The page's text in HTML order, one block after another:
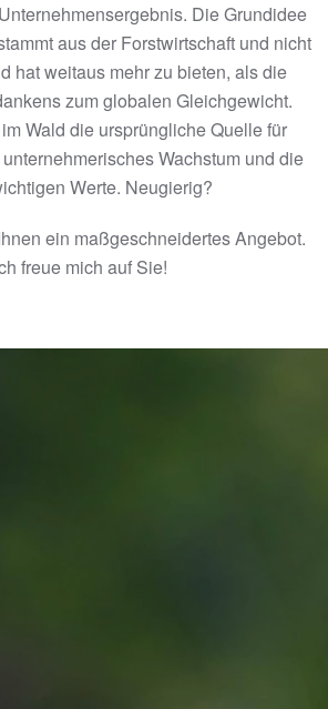
Die Grundidee
aus der Forstwirtschaft und nicht
hat weitaus mehr zu bieten, als die
zum globalen Gleichgewicht.
Wald die ursprüngliche Quelle für
Wachstum und die
Werte. Neugierig?
ein maßgeschneidertes Angebot.
freue mich auf Sie!